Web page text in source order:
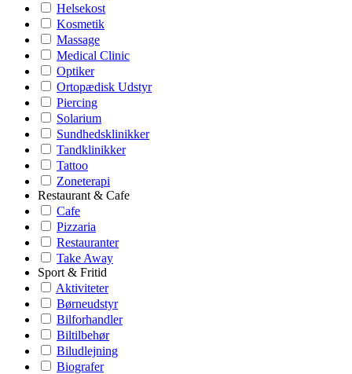
Helsekost
Kosmetik
Massage
Medical Clinic
Optiker
Ortopædisk Udstyr
Piercing
Solarium
Sundhedsklinikker
Tandklinikker
Tattoo
Zoneterapi
Restaurant & Cafe
Cafe
Pizzaria
Restauranter
Take Away
Sport & Fritid
Aktiviteter
Børneudstyr
Bilforhandler
Biltilbehør
Biludlejning
Biografer